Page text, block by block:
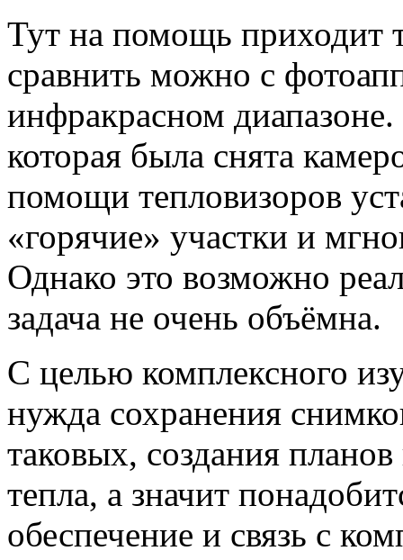
Тут на помощь приходит
сравнить можно с
инфракрасном
которая была снята
помощи тепловизоров
«горячие» участки и
Однако это возможно
задача не очень объёмна.
С целью комплексного
нужда сохранения
таковых, создания
тепла, а значит
обеспечение и связь с